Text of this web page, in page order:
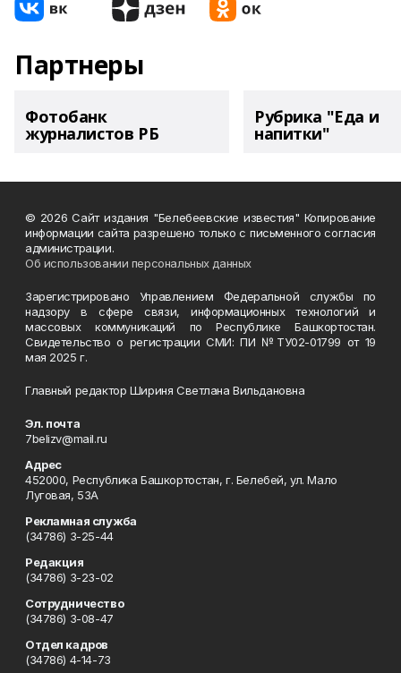
Партнеры
Фотобанк
журналистов РБ
Рубрика "Еда и
напитки"
© 2026 Сайт издания "Белебеевские известия" Копирование
информации сайта разрешено только с письменного согласия
администрации.
Об использовании персональных данных
Зарегистрировано Управлением Федеральной службы по
надзору в сфере связи, информационных технологий и
массовых коммуникаций по Республике Башкортостан.
Свидетельство о регистрации СМИ: ПИ №ТУ02-01799 от 19
мая 2025 г.
Главный редактор Шириня Светлана Вильдановна
Эл. почта
7belizv@mail.ru
Адрес
452000, Республика Башкортостан, г. Белебей, ул. Мало
Луговая, 53А
Рекламная служба
(34786) 3-25-44
Редакция
(34786) 3-23-02
Сотрудничество
(34786) 3-08-47
Отдел кадров
(34786) 4-14-73